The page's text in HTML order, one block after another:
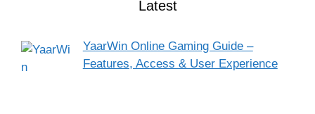
Latest
YaarWin Online Gaming Guide –
Features, Access & User Experience